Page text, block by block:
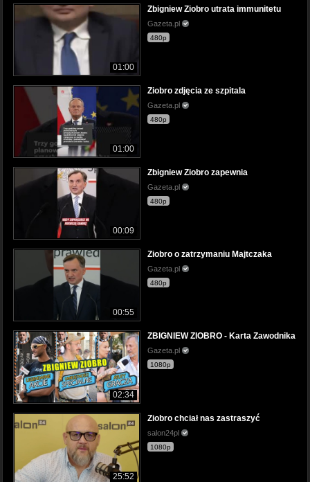
01:00
Zbigniew Ziobro utrata immunitetu
Gazeta.pl
480p
01:00
Ziobro zdjęcia ze szpitala
Gazeta.pl
480p
00:09
Zbigniew Ziobro zapewnia
Gazeta.pl
480p
00:55
Ziobro o zatrzymaniu Majtczaka
Gazeta.pl
480p
02:34
ZBIGNIEW ZIOBRO - Karta Zawodnika
Gazeta.pl
1080p
25:52
Ziobro chciał nas zastraszyć
salon24pl
1080p